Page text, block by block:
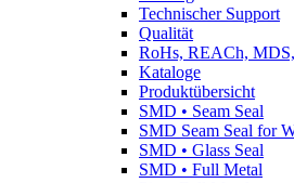
Technischer Support
Qualität
RoHs, REACh,
Kataloge
Produktübersicht
SMD • Seam Seal
SMD Seam Seal for
SMD • Glass Seal
SMD • Full Metal